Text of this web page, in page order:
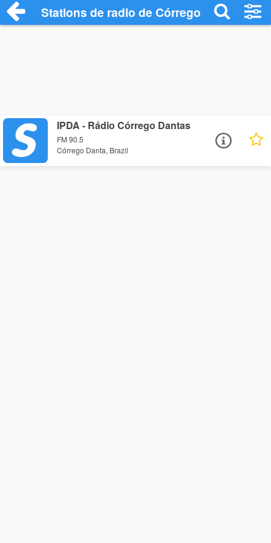
Stations de radio de Córrego Danta
IPDA - Rádio Córrego Dantas
FM 90.5
Córrego Danta, Brazil